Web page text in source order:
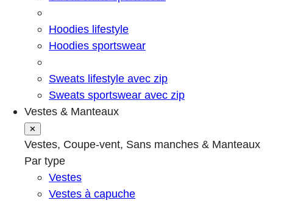
Hoodies lifestyle
Hoodies sportswear
Sweats lifestyle avec zip
Sweats sportswear avec zip
Vestes & Manteaux
✕
Vestes, Coupe-vent, Sans manches & Manteaux
Par type
Vestes
Vestes à capuche